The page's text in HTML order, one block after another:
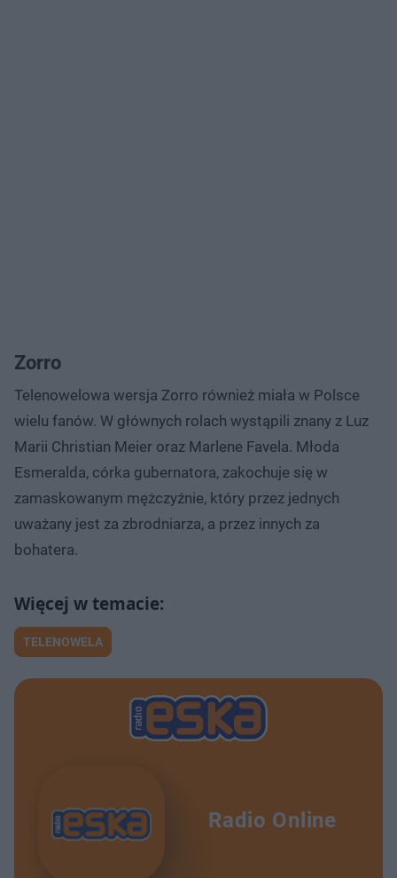
Zorro
Telenowelowa wersja Zorro również miała w Polsce
wielu fanów. W głównych rolach wystąpili znany z Luz
Marii Christian Meier oraz Marlene Favela. Młoda
Esmeralda, córka gubernatora, zakochuje się w
zamaskowanym mężczyźnie, który przez jednych
uważany jest za zbrodniarza, a przez innych za
bohatera.
TELENOWELA
Radio Online